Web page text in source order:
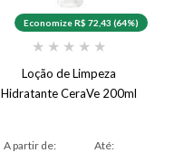
Economize R$ 72,43 (64%)
★ ★ ★ ★ ★
Loção de Limpeza
Hidratante CeraVe 200ml
A partir de:
Até: